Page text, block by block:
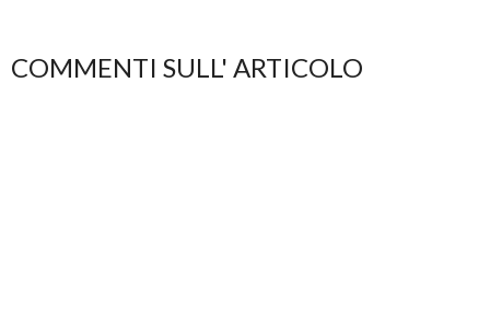
COMMENTI SULL' ARTICOLO